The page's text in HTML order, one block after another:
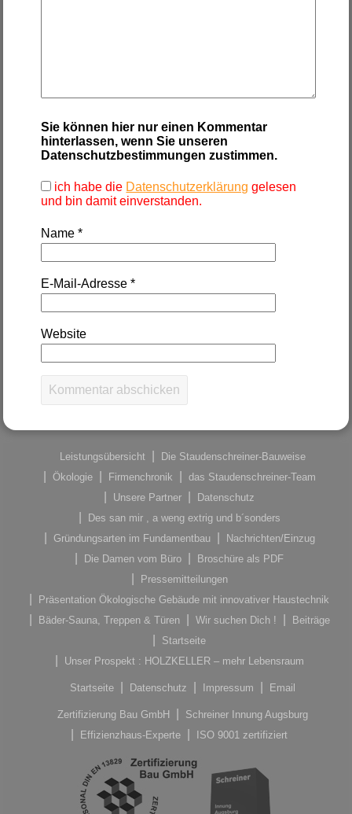
Sie können hier nur einen Kommentar
hinterlassen, wenn Sie unseren
Datenschutzbestimmungen zustimmen.
ich habe die Datenschutzerklärung gelesen
und bin damit einverstanden.
Name*
E-Mail-Adresse*
Website
Leistungsübersicht
Die Staudenschreiner-Bauweise
Ökologie
Firmenchronik
das Staudenschreiner-Team
Unsere Partner
Datenschutz
Des san mir , a weng extrig und b´sonders
Gründungsarten im Fundamentbau
Nachrichten/Einzug
Die Damen vom Büro
Broschüre als PDF
Pressemitteilungen
Präsentation Ökologische Gebäude mit innovativer Haustechnik
Bäder-Sauna, Treppen & Türen
Wir suchen Dich !
Beiträge
Startseite
Unser Prospekt : HOLZKELLER – mehr Lebensraum
Startseite Datenschutz Impressum Email
Zertifizierung Bau GmbH
Schreiner Innung Augsburg
Effizienzhaus-Experte
ISO 9001 zertifiziert